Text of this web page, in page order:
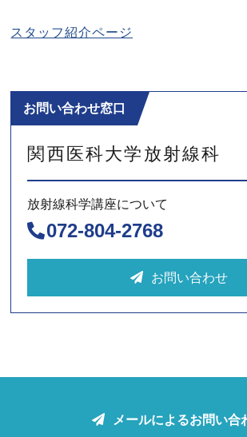
スタッフ紹介ページ
お問い合わせ窓口
関西医科大学 放射線科
放射線科学講座について
072-804-2768
お問い合わせ
メールによるお問い合